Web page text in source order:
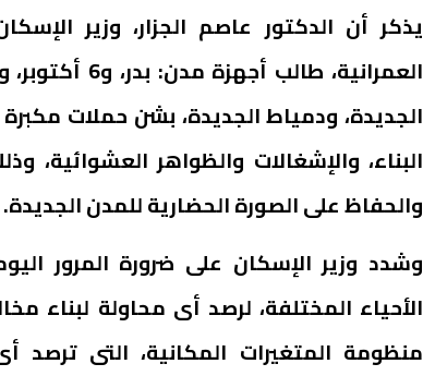
يذكر أن الدكتور عاصم الجزار، وزير
العمرانية،
الجديدة، ودمياط الجديدة، بشن حملات مكبرة
البناء، والإشغالات والظواهر العشوائية،
والحفاظ على الصورة الحضارية للمدن الجديدة.
وشدد وزير الإسكان على ضرورة المرور
الأحياء المختلفة، لرصد أى محاولة لبناء
منظومة المتغيرات المكانية، التى